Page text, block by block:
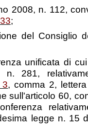
2008, n. 112,
;
del Consiglio
unificata di
281,
3, comma 2,
sull'articolo 60,
legge n. 15